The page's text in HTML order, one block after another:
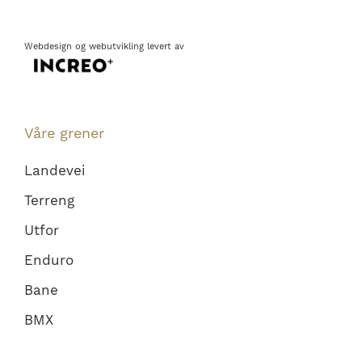
Webdesign og webutvikling levert av
Våre grener
Landevei
Terreng
Utfor
Enduro
Bane
BMX